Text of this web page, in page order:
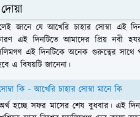
জানে যে আখেরি চাহার সোম্বা এই
এই দিনটিতে আমাদের প্রিয় নবী
এই দিনটিকে অনেক গুরুত্বের
এ বিষয়টি জানেনা।
কি -আখেরি চাহার সোম্বা মানে কি
হচ্ছে সফর মাসের শেষ বুধবার। এই